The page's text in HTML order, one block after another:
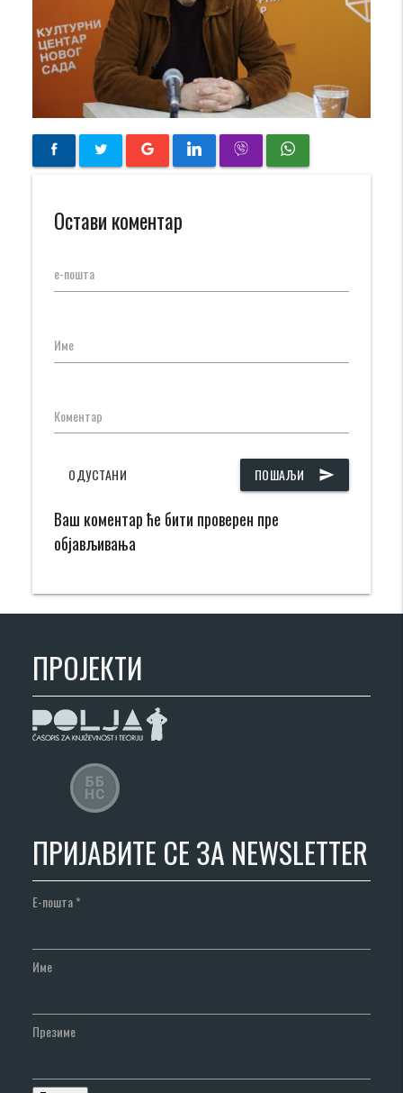
Остави коментар
е-пошта
Име
Коментар
ПОШАЉИ send
ОДУСТАНИ
Ваш коментар ће бити проверен пре
објављивања
ПРОЈЕКТИ
ПРИЈАВИТЕ СЕ ЗА NEWSLETTER
Е-пошта*
Име
Презиме